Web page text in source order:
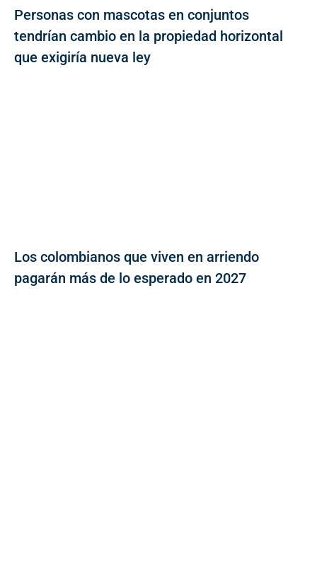
Personas con mascotas en conjuntos
tendrían cambio en la propiedad horizontal
que exigiría nueva ley
Los colombianos que viven en arriendo
pagarán más de lo esperado en 2027